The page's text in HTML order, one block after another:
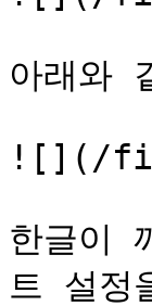
아래와
![](/
한글이
트 설정